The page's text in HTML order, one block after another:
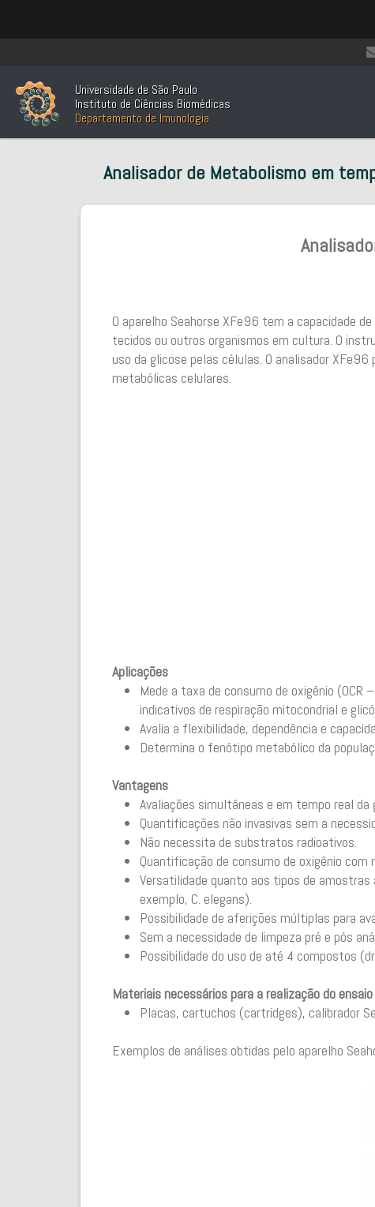
Universidade de São Paulo
Instituto de Ciências Biomédicas
Departamento de Imunologia
Analisador de Metabolismo em
O aparelho Seahorse XFe96 tem a capacidade
tecidos ou outros organismos em cultura. O
uso da glicose pelas células. O analisador
metabólicas celulares.
Aplicações
Mede a taxa de consumo de oxigênio
indicativos de respiração mitocondrial e
Avalia a flexibilidade, dependência e
Determina o fenótipo metabólico da
Vantagens
Avaliações simultâneas e em tempo real
Quantificações não invasivas sem a
Não necessita de substratos radioativos.
Quantificação de consumo de oxigênio
Versatilidade quanto aos tipos de
exemplo, C. elegans).
Possibilidade de aferições múltiplas para
Sem a necessidade de limpeza pré e pós
Possibilidade do uso de até 4 compostos
Materiais necessários para a realização do ensaio
Placas, cartuchos (cartridges), calibrador
Exemplos de análises obtidas pelo aparelho